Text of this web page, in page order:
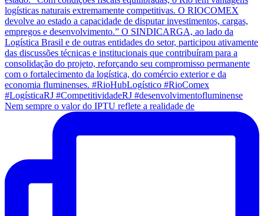
Nem sempre o valor do IPTU reflete a realidade de